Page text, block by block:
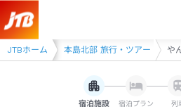
JTBホーム
行・ツアー 本島北部 旅行・ツアー や
宿泊施設 宿泊プラン 列